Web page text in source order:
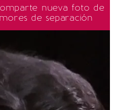
nueva foto de
de separación